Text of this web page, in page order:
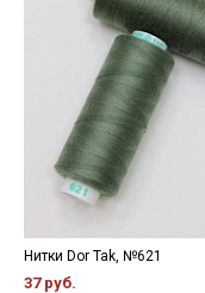
Нитки Dor Tak, №621
37 руб.